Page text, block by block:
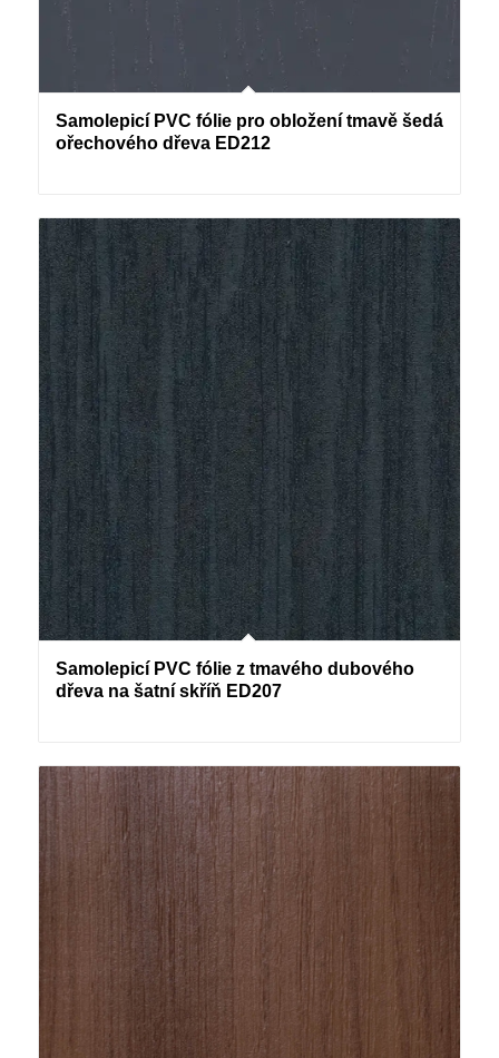
Samolepicí PVC fólie pro obložení tmavě šedá
ořechového dřeva ED212
Samolepicí PVC fólie z tmavého dubového
dřeva na šatní skříň ED207